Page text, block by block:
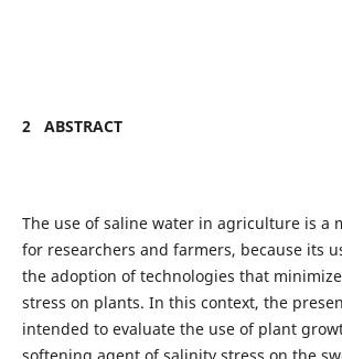
2 ABSTRACT
The use of saline water in agriculture is a
for researchers and farmers, because its
the adoption of technologies that
stress on plants. In this context, the
intended to evaluate the use of plant